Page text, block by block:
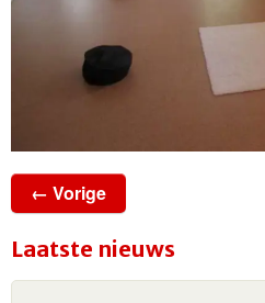
← Vorige
Laatste nieuws